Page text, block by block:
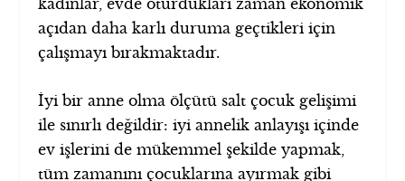
kadınlar, evde oturdukları zaman ekonomik
açıdan daha karlı duruma geçtikleri için
çalışmayı bırakmaktadır.
İyi bir anne olma ölçütü salt çocuk gelişimi
ile sınırlı değildir: iyi annelik anlayışı içinde
ev işlerini de mükemmel şekilde yapmak,
tüm zamanını çocuklarına ayırmak gibi